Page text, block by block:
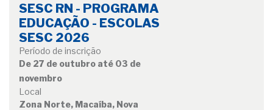
SESC RN - PROGRAMA
EDUCAÇÃO - ESCOLAS
SESC 2026
Período de inscrição
De 27 de outubro até 03 de
novembro
Local
Zona Norte, Macaíba, Nova